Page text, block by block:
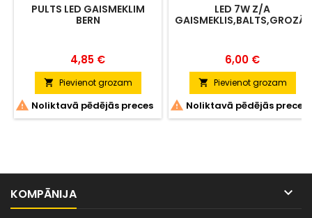
PULTS LED GAISMEKLIM
BERN
Cena
4,85 €
 Pievienot grozam
 Noliktavā pēdējās preces
LED 7W Z/A
Cena
6,00 €
 Pievienot grozam
 Noliktavā pēdējās preces
KOMPĀNIJA 